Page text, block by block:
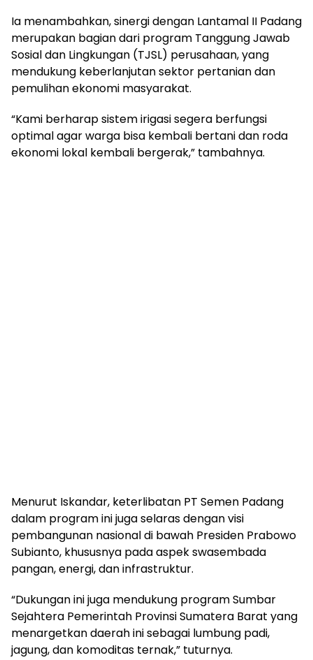
Ia menambahkan, sinergi dengan Lantamal II Padang
merupakan bagian dari program Tanggung Jawab
Sosial dan Lingkungan (TJSL) perusahaan, yang
mendukung keberlanjutan sektor pertanian dan
pemulihan ekonomi masyarakat.
“Kami berharap sistem irigasi segera berfungsi
optimal agar warga bisa kembali bertani dan roda
ekonomi lokal kembali bergerak,” tambahnya.
Menurut Iskandar, keterlibatan PT Semen Padang
dalam program ini juga selaras dengan visi
pembangunan nasional di bawah Presiden Prabowo
Subianto, khususnya pada aspek swasembada
pangan, energi, dan infrastruktur.
“Dukungan ini juga mendukung program Sumbar
Sejahtera Pemerintah Provinsi Sumatera Barat yang
menargetkan daerah ini sebagai lumbung padi,
jagung, dan komoditas ternak,” tuturnya.